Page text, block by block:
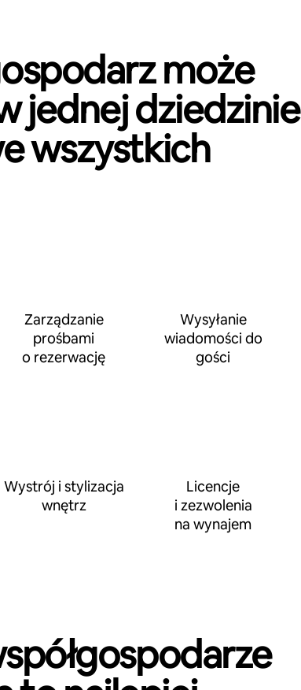
może
jednej dziedzinie
wszystkich
Zarządzanie
prośbami
o rezerwację
Wysyłanie
wiadomości do
gości
Wystrój i stylizacja
wnętrz
Licencje
i zezwolenia
na wynajem